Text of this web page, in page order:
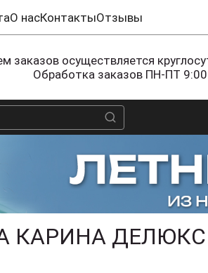
О насКонтактыОтзывы
заказов осуществляется
Обработка заказов ПН-ПТ
КАРИНА ДЕЛЮКС